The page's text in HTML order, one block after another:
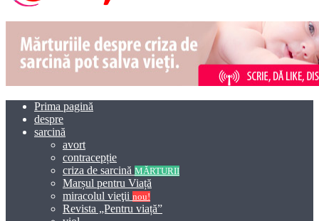
Prima pagină
despre
sarcină
avort
contracepție
criza de sarcină MĂRTURII
Marșul pentru Viață
miracolul vieţii nou!
Revista „Pentru viață”